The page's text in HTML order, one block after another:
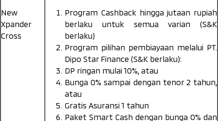
New
Xpander
Cross
Program Cashback hingga jutaan rupiah
berlaku untuk semua varian (S&K
berlaku)
Program pilihan pembiayaan melalui PT.
Dipo Star Finance (S&K berlaku):
DP ringan mulai 10%, atau
Bunga 0% sampai dengan tenor 2 tahun,
atau
Gratis Asuransi 1 tahun
Paket Smart Cash dengan bunga 0% dan